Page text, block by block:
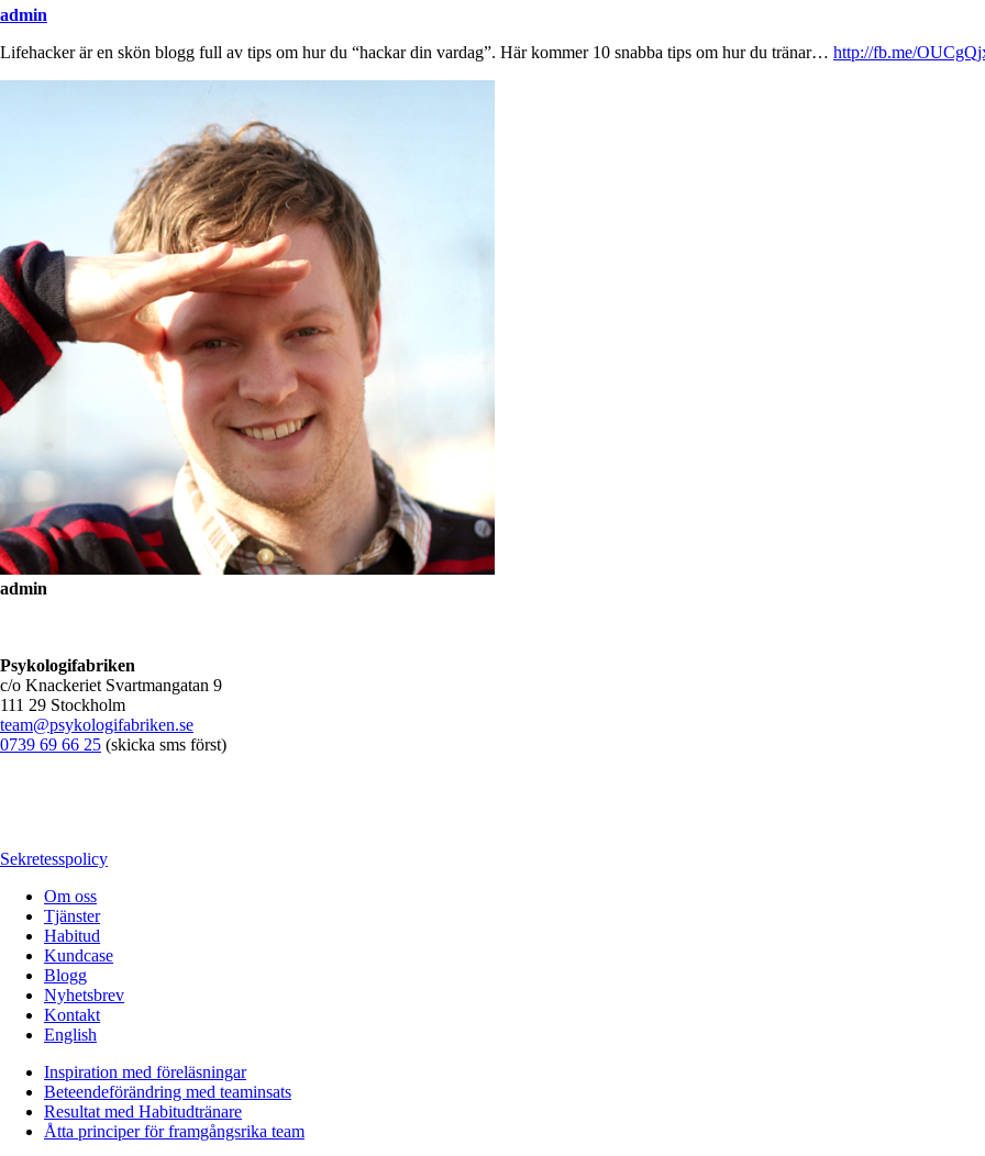
admin
Lifehacker är en skön blogg full av tips om hur du “hackar din vardag”. Här kommer 10 snabba tips om hur du tränar… http://fb.me/
admin
Psykologifabriken
c/o Knackeriet Svartmangatan 9
111 29 Stockholm
team@psykologifabriken.se
0739 69 66 25 (skicka sms först)
Sekretesspolicy
Om oss
Tjänster
Habitud
Kundcase
Blogg
Nyhetsbrev
Kontakt
English
Inspiration med föreläsningar
Beteendeförändring med teaminsats
Resultat med Habitudtränare
Åtta principer för framgångsrika team